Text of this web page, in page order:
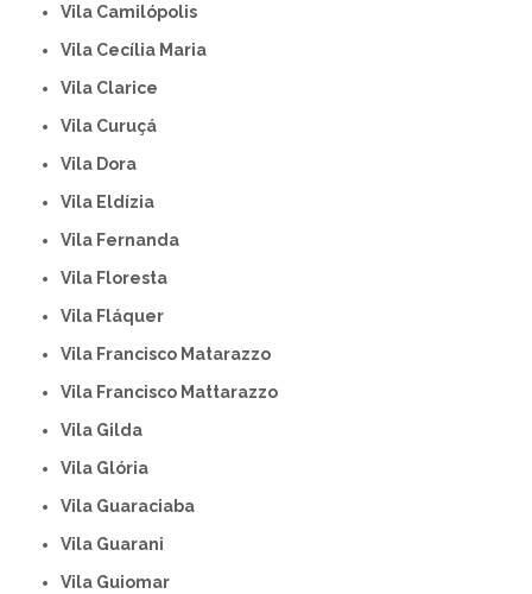
Vila Camilópolis
Vila Cecília Maria
Vila Clarice
Vila Curuçá
Vila Dora
Vila Eldízia
Vila Fernanda
Vila Floresta
Vila Fláquer
Vila Francisco Matarazzo
Vila Francisco Mattarazzo
Vila Gilda
Vila Glória
Vila Guaraciaba
Vila Guarani
Vila Guiomar